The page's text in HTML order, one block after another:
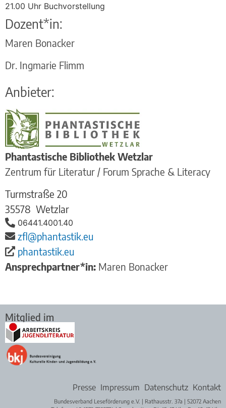
21.00 Uhr Buchvorstellung
Dozent*in:
Maren Bonacker
Dr. Ingmarie Flimm
Anbieter:
Phantastische Bibliothek Wetzlar
Zentrum für Literatur / Forum Sprache & Literacy
Turmstraße 20
35578 Wetzlar
06441.4001.40
zfl@phantastik.eu
phantastik.eu
Ansprechpartner*in: Maren Bonacker
Mitglied im
Presse Impressum Datenschutz Kontakt
Bundesverband Leseförderung e.V. | Rathausstr. 37a | 52072 Aachen